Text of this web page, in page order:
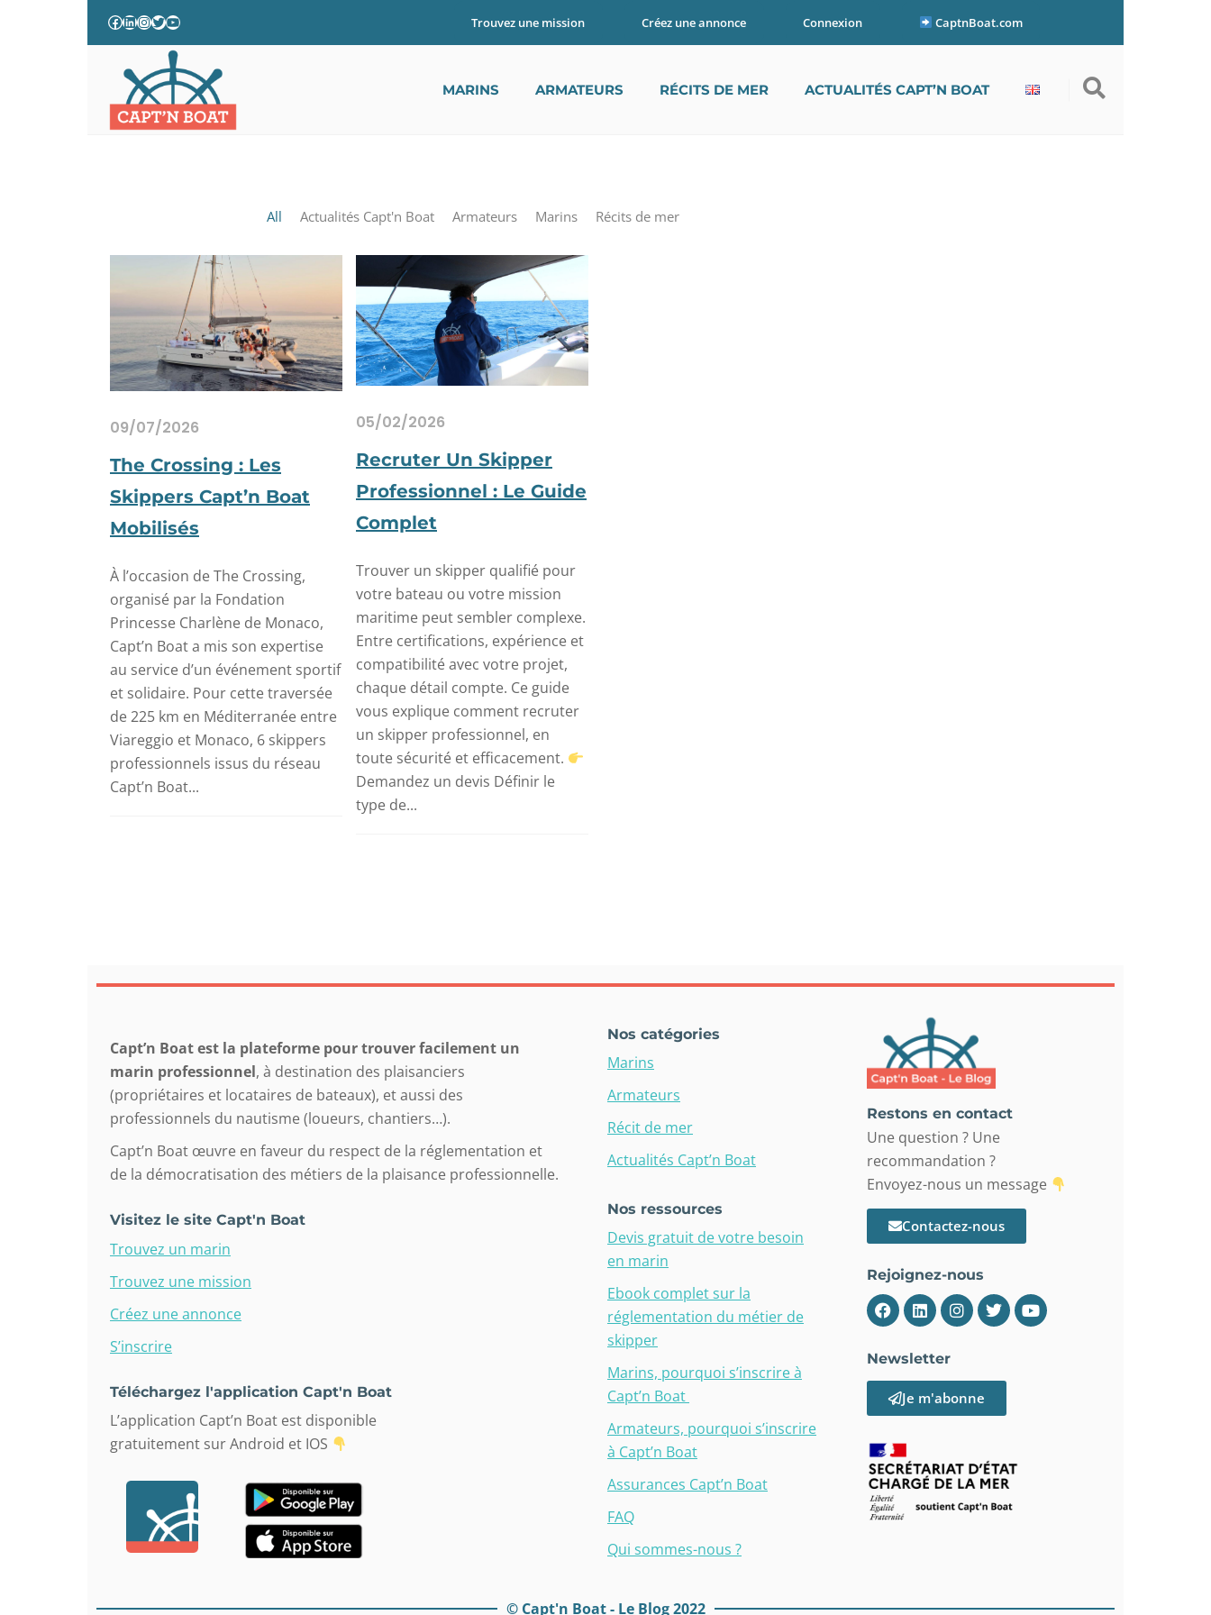
Trouvez une mission Créez une annonce Connexion CaptnBoat.com
MARINS ARMATEURS RÉCITS DE MER ACTUALITÉS CAPT’N BOAT
SKIPPER PROFESSIONNEL TAG
All Actualités Capt'n Boat Armateurs Marins Récits de mer
09/07/2026
The Crossing : Les
Skippers Capt’n Boat
Mobilisés
À l’occasion de The Crossing,
organisé par la Fondation
Princesse Charlène de Monaco,
Capt’n Boat a mis son expertise
au service d’un événement sportif
et solidaire. Pour cette traversée
de 225 km en Méditerranée entre
Viareggio et Monaco, 6 skippers
professionnels issus du réseau
Capt’n Boat...
05/02/2026
Recruter Un Skipper
Professionnel : Le Guide
Complet
Trouver un skipper qualifié pour
votre bateau ou votre mission
maritime peut sembler complexe.
Entre certifications, expérience et
compatibilité avec votre projet,
chaque détail compte. Ce guide
vous explique comment recruter
un skipper professionnel, en
toute sécurité et efficacement.
Demandez un devis Définir le
type de...
Capt’n Boat est la plateforme pour trouver facilement un
marin professionnel, à destination des plaisanciers
(propriétaires et locataires de bateaux), et aussi des
professionnels du nautisme (loueurs, chantiers…).
Capt’n Boat œuvre en faveur du respect de la réglementation et
de la démocratisation des métiers de la plaisance professionnelle.
Visitez le site Capt'n Boat
Trouvez un marin
Trouvez une mission
Créez une annonce
S’inscrire
Téléchargez l'application Capt'n Boat
L’application Capt’n Boat est disponible
gratuitement sur Android et IOS
Nos catégories
Marins
Armateurs
Récit de mer
Actualités Capt’n Boat
Nos ressources
Devis gratuit de votre besoin
en marin
Ebook complet sur la
réglementation du métier de
skipper
Marins, pourquoi s’inscrire à
Capt’n Boat
Armateurs, pourquoi s’inscrire
à Capt’n Boat
Assurances Capt’n Boat
FAQ
Qui sommes-nous ?
Restons en contact
Une question ? Une
recommandation ?
Envoyez-nous un message
Contactez-nous
Rejoignez-nous
Newsletter
Je m'abonne
© Capt'n Boat - Le Blog 2022